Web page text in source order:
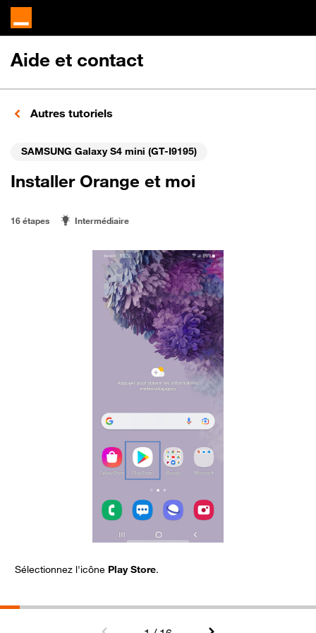
Aide et contact
Autres tutoriels
SAMSUNG Galaxy S4 mini (GT-I9195)
Installer Orange et moi
16 étapes Intermédiaire
Sélectionnez l'icône Play Store.